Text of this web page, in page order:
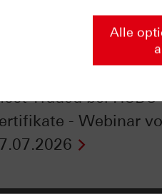
Traded bei HSBC
- Webinar
Alle